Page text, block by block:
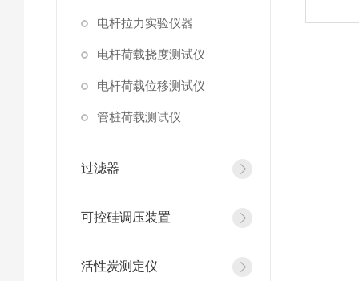
电杆拉力实验仪器
电杆荷载挠度测试仪
电杆荷载位移测试仪
管桩荷载测试仪
过滤器
可控硅调压装置
活性炭测定仪